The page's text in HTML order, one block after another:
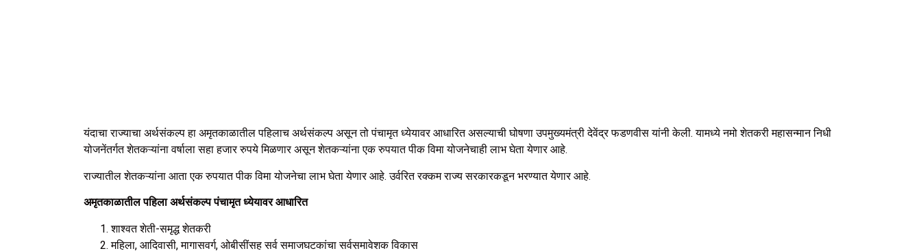
यंदाचा राज्याचा अर्थसंकल्प हा अमृतकाळातील पहिलाच अर्थसंकल्प असून तो पंचामृत ध्येयावर आधारित असल्याची घोषणा उपमुख्यमंत्री देवेंद्र फडणवीस यांनी केली. यामध्ये नमो शेतकरी महासन्मान निधी
योजनेंतर्गत शेतकऱ्यांना वर्षाला सहा हजार रुपये मिळणार असून शेतकऱ्यांना एक रुपयात पीक विमा योजनेचाही लाभ घेता येणार आहे.
राज्यातील शेतकऱ्यांना आता एक रुपयात पीक विमा योजनेचा लाभ घेता येणार आहे. उर्वरित रक्कम राज्य सरकारकडून भरण्यात येणार आहे.
अमृतकाळातील पहिला अर्थसंकल्प पंचामृत ध्येयावर आधारित
शाश्वत शेती-समृद्ध शेतकरी
महिला, आदिवासी, मागासवर्ग, ओबीसींसह सर्व समाजघटकांचा सर्वसमावेशक विकास